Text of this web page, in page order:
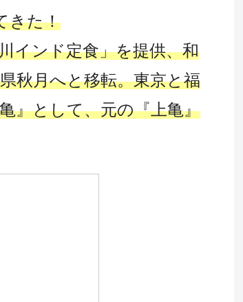
きた！
インド定食」を提供、和
秋月へと移転。東京と福
』として、元の『上亀』